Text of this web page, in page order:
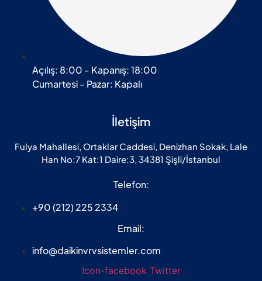
Açılış: 8:00 - Kapanış: 18:00
Cumartesi - Pazar: Kapalı
İletişim
Fulya Mahallesi, Ortaklar Caddesi, Denizhan Sokak, Lale
Han No:7 Kat:1 Daire:3, 34381 Şişli/İstanbul
Telefon:
+90 (212) 225 2334
Email:
info@daikinvrvsistemler.com
Icon-facebook Twitter